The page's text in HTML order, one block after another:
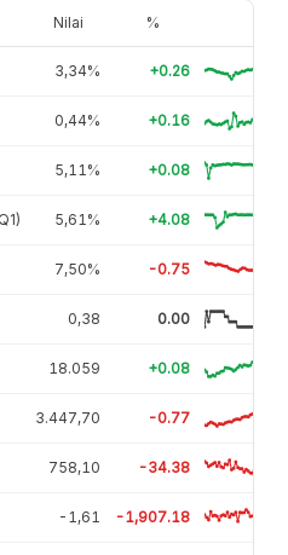
Nilai %
3,34% +0.26
0,44% +0.16
5,11% +0.08
5,61% +4.08
7,50% -0.75
0,38 0.00
18.059 +0.08
3.447,70 -0.77
758,10 -34.38
-1,61 -1,907.18